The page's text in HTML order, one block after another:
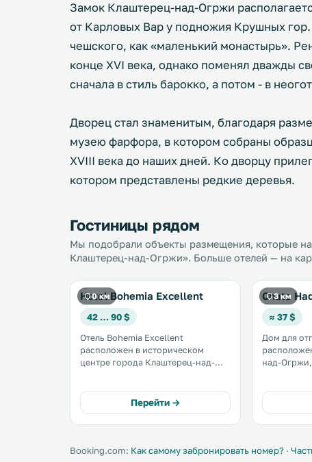
Замок Клаштерец-над-Огржи
от Карловых Вар у подножия Крушных
чешского, как «маленький монастырь».
конце XVI века, однако поменял дважды
сначала в стиль барокко, а потом - в
Дворец стал знаменитым, благодаря
музею фарфора, в котором собраны
XVIII века до наших дней. Ко дворцу
котором представлены редкие деревья.
Гостиницы рядом
Мы подобрали объекты размещения, которые
Клаштерец-над-Огржи». Больше отелей — на
0 км
Hotel Bohemia Excellent
42 … 90 $
Отель Bohemia Excellent
расположен в историческом
центре города Клаштерец-над-
бесплатный беспроводной доступ
в Интернет, а также ресторан
традиционной чешской и
Перейти →
3 км
Chata
≈ 37 $
Дом для
над-Огржи,
курорта
курорта
составляет
Booking.com: Как самому забронировать номер? ·